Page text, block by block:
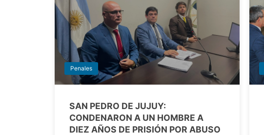
Penales
SAN PEDRO DE JUJUY:
CONDENARON A UN HOMBRE A
DIEZ AÑOS DE PRISIÓN POR ABUSO